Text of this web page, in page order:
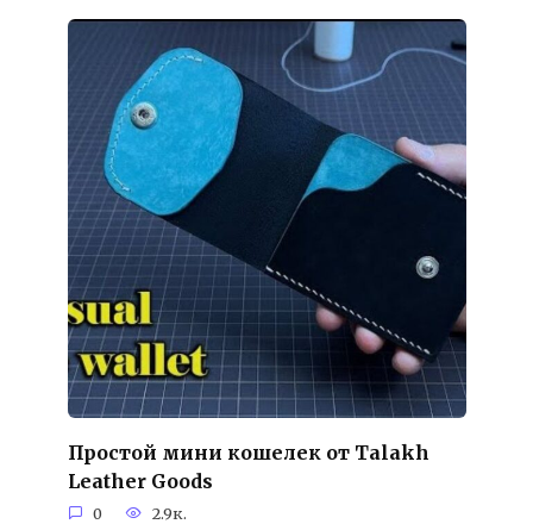
Простой мини кошелек от Talakh
Leather Goods
0 2.9к.